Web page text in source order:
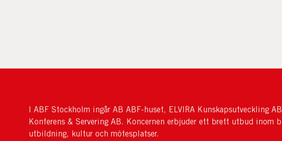
I ABF Stockholm ingår AB ABF-huset, ELVIRA Kunskapsutveckling
Konferens & Servering AB. Koncernen erbjuder ett brett utbud inom
utbildning, kultur och mötesplatser.